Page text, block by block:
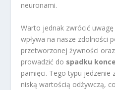
neuronami.
Warto jednak zwrócić
wpływa na nasze zdolności
przetworzonej żywności
prowadzić do spadku
pamięci. Tego typu jedzenie
niską wartością odżywczą,